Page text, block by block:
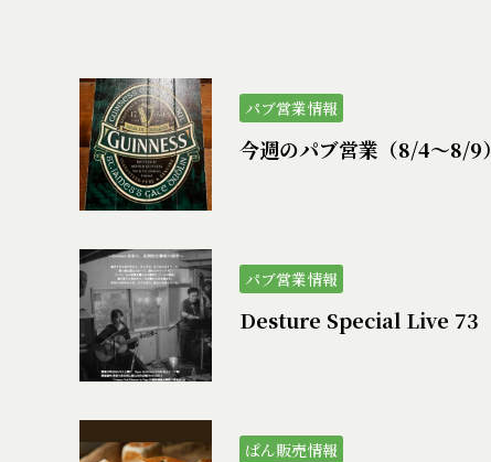
パブ営業情報
今週のパブ営業（8/4〜8/9）
パブ営業情報
Desture Special Live 73
ぱん販売情報